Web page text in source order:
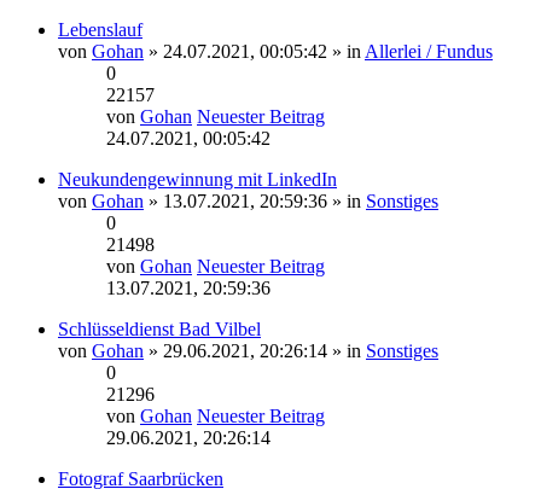
Lebenslauf
von Gohan » 24.07.2021, 00:05:42 » in Allerlei / Fundus
0
22157
von Gohan Neuester Beitrag
24.07.2021, 00:05:42
Neukundengewinnung mit LinkedIn
von Gohan » 13.07.2021, 20:59:36 » in Sonstiges
0
21498
von Gohan Neuester Beitrag
13.07.2021, 20:59:36
Schlüsseldienst Bad Vilbel
von Gohan » 29.06.2021, 20:26:14 » in Sonstiges
0
21296
von Gohan Neuester Beitrag
29.06.2021, 20:26:14
Fotograf Saarbrücken